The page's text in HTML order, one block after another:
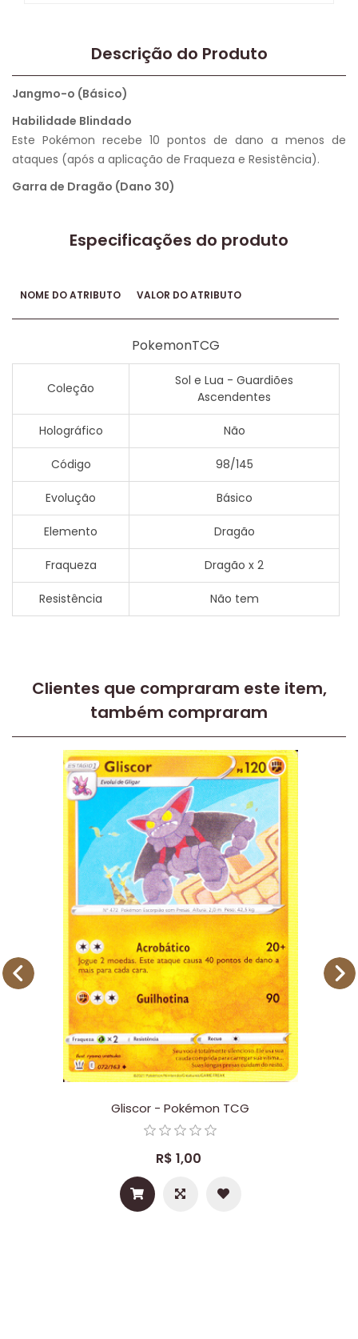
Descrição do Produto
Jangmo-o (Básico)
Habilidade Blindado
Este Pokémon recebe 10 pontos de dano a menos de
ataques (após a aplicação de Fraqueza e Resistência).
Garra de Dragão (Dano 30)
Especificações do produto
NOME DO ATRIBUTO VALOR DO ATRIBUTO
PokemonTCG
Coleção
Sol e Lua - Guardiões
Ascendentes
Holográfico Não
Código 98/145
Evolução Básico
Elemento Dragão
Fraqueza Dragão x 2
Resistência Não tem
Clientes que compraram este item,
também compraram
Gliscor - Pokémon TCG
R$ 1,00